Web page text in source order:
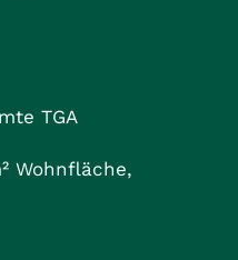
TGA
Wohnfläche,